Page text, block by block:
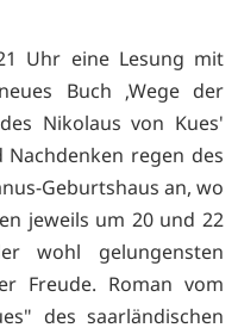
Uhr eine Lesung mit
Buch ‚Wege der
Nikolaus von Kues'
regen des
Geburtshaus an, wo
jeweils um 20 und 22
wohl gelungensten
Freude. Roman vom
des saarländischen